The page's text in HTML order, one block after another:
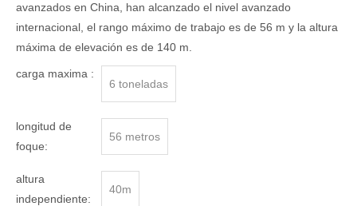
avanzados en China, han alcanzado el nivel avanzado
internacional, el rango máximo de trabajo es de 56 m y la altura
máxima de elevación es de 140 m.
carga maxima :
6 toneladas
longitud de
foque:
56 metros
altura
independiente:
40m